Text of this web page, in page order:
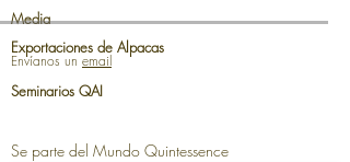
Media
Exportaciones de Alpacas
Envíanos un email
Seminarios QAI
Se parte del Mundo Quintessence